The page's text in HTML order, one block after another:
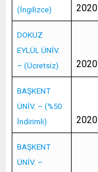
(İngilizce)
2020
DOKUZ
EYLÜL ÜNİV.
– (Ücretsiz)
2020
BAŞKENT
ÜNİV. – (%50
İndirimli)
2020
BAŞKENT
ÜNİV. –